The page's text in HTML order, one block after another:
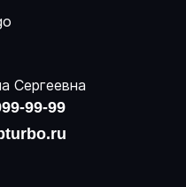
Сергеевна
99-99